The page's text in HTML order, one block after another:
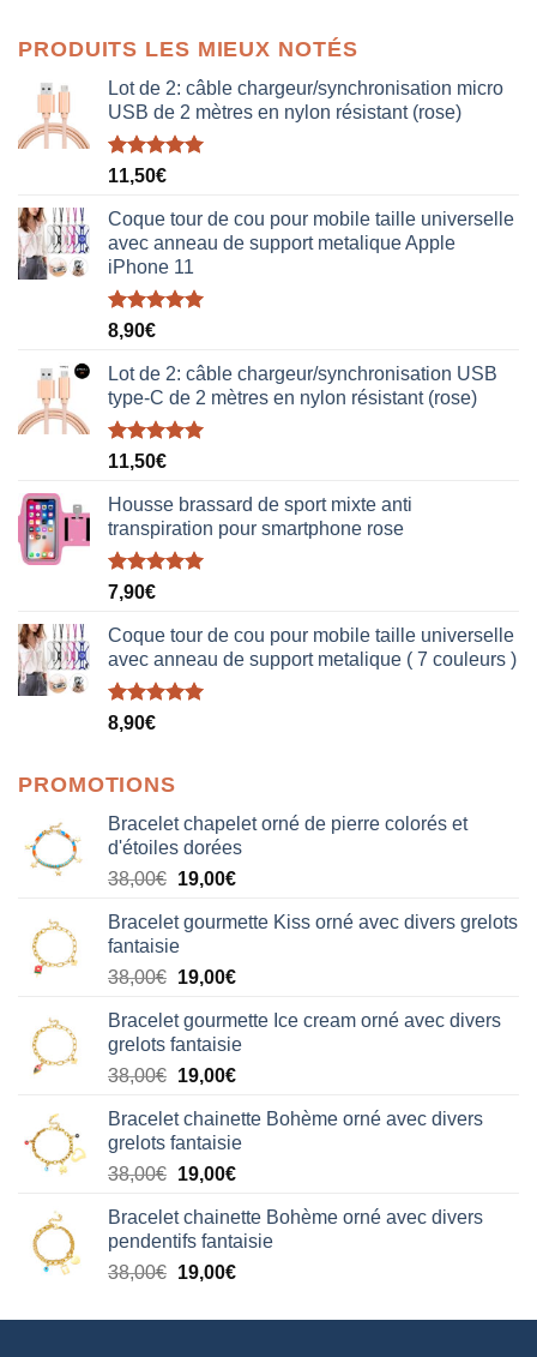
était :
38,00€.
est :
19,00€.
PRODUITS LES MIEUX NOTÉS
Lot de 2: câble chargeur/synchronisation micro
USB de 2 mètres en nylon résistant (rose)
Note5.00
sur 5
11,50€
Coque tour de cou pour mobile taille universelle
avec anneau de support metalique Apple
iPhone 11
Note5.00
sur 5
8,90€
Lot de 2: câble chargeur/synchronisation USB
type-C de 2 mètres en nylon résistant (rose)
Note5.00
sur 5
11,50€
Housse brassard de sport mixte anti
transpiration pour smartphone rose
Note5.00
sur 5
7,90€
Coque tour de cou pour mobile taille universelle
avec anneau de support metalique ( 7 couleurs )
Note5.00
sur 5
8,90€
PROMOTIONS
Bracelet chapelet orné de pierre colorés et
d'étoiles dorées
38,00€ Le
initial
était :
38,00€.
19,00€Le
actuel
19,00€.
Bracelet gourmette Kiss orné avec divers grelots
fantaisie
38,00€ Le
initial
était :
38,00€.
19,00€Le
actuel
est :
19,00€.
Bracelet gourmette Ice cream orné avec divers
grelots fantaisie
38,00€ Le
initial
était :
38,00€.
19,00€Le
actuel
est :
19,00€.
Bracelet chainette Bohème orné avec divers
grelots fantaisie
38,00€ Le
initial
était :
38,00€.
19,00€Le
actuel
est :
19,00€.
Bracelet chainette Bohème orné avec divers
pendentifs fantaisie
38,00€ Le
initial
19,00€Le
actuel